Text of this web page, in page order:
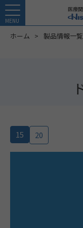
MENU
医療
ホーム 製品情報一覧
15 20